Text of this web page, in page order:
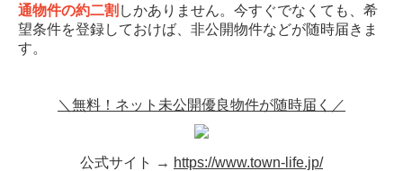
通物件の約二割 しかありません。今すぐでなくても、希
望条件を登録しておけば、非公開物件などが随時届きま
す。
＼無料！ネット未公開優良物件が随時届く／
公式サイト → https://www.town-life.jp/